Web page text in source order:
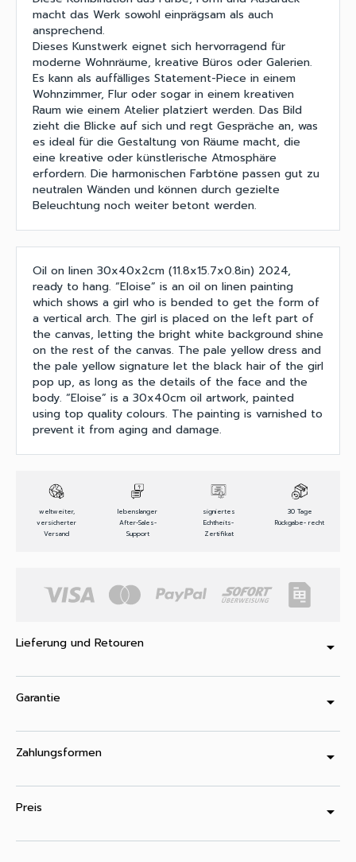
macht das Werk sowohl einprägsam als auch
ansprechend.
Dieses Kunstwerk eignet sich hervorragend für
moderne Wohnräume, kreative Büros oder Galerien.
Es kann als auffälliges Statement-Piece in einem
Wohnzimmer, Flur oder sogar in einem kreativen
Raum wie einem Atelier platziert werden. Das Bild
zieht die Blicke auf sich und regt Gespräche an, was
es ideal für die Gestaltung von Räume macht, die
eine kreative oder künstlerische Atmosphäre
erfordern. Die harmonischen Farbtöne passen gut zu
neutralen Wänden und können durch gezielte
Beleuchtung noch weiter betont werden.
Oil on linen 30x40x2cm (11.8x15.7x0.8in) 2024,
ready to hang. “Eloise” is an oil on linen painting
which shows a girl who is bended to get the form of
a vertical arch. The girl is placed on the left part of
the canvas, letting the bright white background shine
on the rest of the canvas. The pale yellow dress and
the pale yellow signature let the black hair of the girl
pop up, as long as the details of the face and the
body. “Eloise” is a 30x40cm oil artwork, painted
using top quality colours. The painting is varnished to
prevent it from aging and damage.
weltweiter,
versicherter
Versand
lebenslanger
After-Sales-
Support
signiertes
Echtheits-
Zertifikat
30 Tage
Rückgabe- recht
Lieferung und Retouren arrow_drop_down
Garantie arrow_drop_down
Zahlungsformen arrow_drop_down
Preis arrow_drop_down